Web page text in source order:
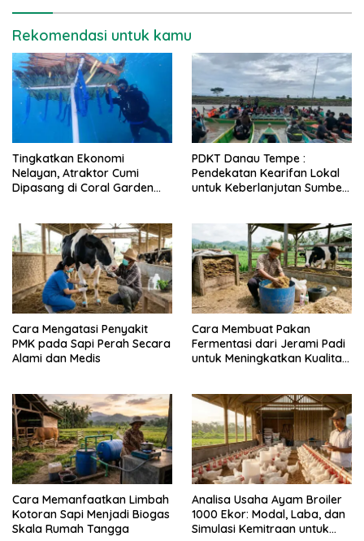
Rekomendasi untuk kamu
Tingkatkan Ekonomi
Nelayan, Atraktor Cumi
Dipasang di Coral Garden
PDKT Danau Tempe :
Pendekatan Kearifan Lokal
untuk Keberlanjutan Sumber
Cara Mengatasi Penyakit
PMK pada Sapi Perah Secara
Alami dan Medis
Cara Membuat Pakan
Fermentasi dari Jerami Padi
untuk Meningkatkan Kualitas
Cara Memanfaatkan Limbah
Kotoran Sapi Menjadi Biogas
Skala Rumah Tangga
Analisa Usaha Ayam Broiler
1000 Ekor: Modal, Laba, dan
Simulasi Kemitraan untuk